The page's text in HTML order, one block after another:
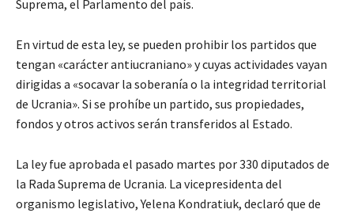
Suprema, el Parlamento del país.
En virtud de esta ley, se pueden prohibir los partidos que
tengan «carácter antiucraniano» y cuyas actividades vayan
dirigidas a «socavar la soberanía o la integridad territorial
de Ucrania». Si se prohíbe un partido, sus propiedades,
fondos y otros activos serán transferidos al Estado.
La ley fue aprobada el pasado martes por 330 diputados de
la Rada Suprema de Ucrania. La vicepresidenta del
organismo legislativo, Yelena Kondratiuk, declaró que de